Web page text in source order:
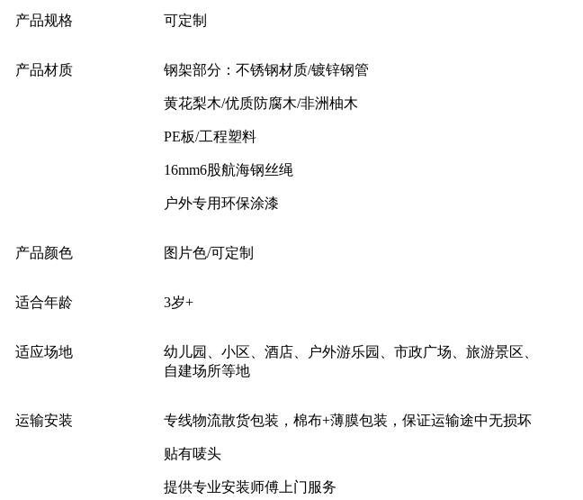
产品规格 可定制
产品材质 钢架部分：不锈钢材质/镀锌钢管
黄花梨木/优质防腐木/非洲柚木
PE板/工程塑料
16mm6股航海钢丝绳
户外专用环保涂漆
产品颜色 图片色/可定制
适合年龄 3岁+
适应场地
幼儿园、小区、酒店、户外游乐园、市政广场、旅游景区、
自建场所等地
运输安装 专线物流散货包装，棉布+薄膜包装，保证运输途中无损坏
贴有唛头
提供专业安装师傅上门服务